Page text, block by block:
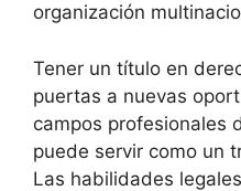
organización
Tener un título en
puertas a nuevas
campos profesionales
puede servir como un
Las habilidades